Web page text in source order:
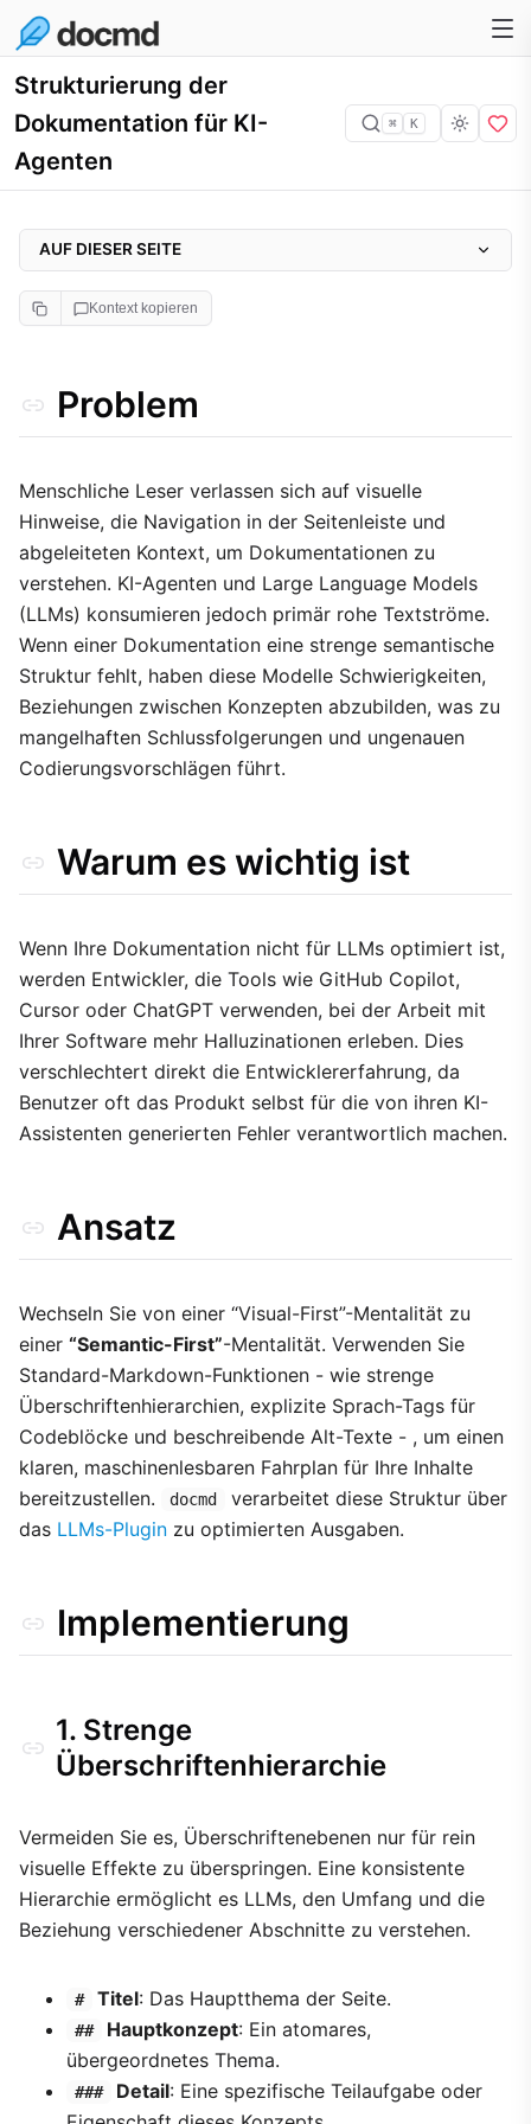
Strukturierung der
Dokumentation für KI-
Agenten
⌘ K
Kontext kopieren
Problem
Menschliche Leser verlassen sich auf visuelle
Hinweise, die Navigation in der Seitenleiste und
abgeleiteten Kontext, um Dokumentationen zu
verstehen. KI-Agenten und Large Language Models
(LLMs) konsumieren jedoch primär rohe Textströme.
Wenn einer Dokumentation eine strenge semantische
Struktur fehlt, haben diese Modelle Schwierigkeiten,
Beziehungen zwischen Konzepten abzubilden, was zu
mangelhaften Schlussfolgerungen und ungenauen
Codierungsvorschlägen führt.
Warum es wichtig ist
Wenn Ihre Dokumentation nicht für LLMs optimiert ist,
werden Entwickler, die Tools wie GitHub Copilot,
Cursor oder ChatGPT verwenden, bei der Arbeit mit
Ihrer Software mehr Halluzinationen erleben. Dies
verschlechtert direkt die Entwicklererfahrung, da
Benutzer oft das Produkt selbst für die von ihren KI-
Assistenten generierten Fehler verantwortlich machen.
Ansatz
Wechseln Sie von einer “Visual-First”-Mentalität zu
einer “Semantic-First”-Mentalität. Verwenden Sie
Standard-Markdown-Funktionen - wie strenge
Überschriftenhierarchien, explizite Sprach-Tags für
Codeblöcke und beschreibende Alt-Texte - , um einen
klaren, maschinenlesbaren Fahrplan für Ihre Inhalte
bereitzustellen.
docmd
verarbeitet diese Struktur über
das LLMs-Plugin zu optimierten Ausgaben.
Implementierung
1. Strenge
Überschriftenhierarchie
Vermeiden Sie es, Überschriftenebenen nur für rein
visuelle Effekte zu überspringen. Eine konsistente
Hierarchie ermöglicht es LLMs, den Umfang und die
Beziehung verschiedener Abschnitte zu verstehen.
# Titel: Das Hauptthema der Seite.
## Hauptkonzept: Ein atomares,
übergeordnetes Thema.
### Detail: Eine spezifische Teilaufgabe oder
AUF DIESER SEITE
Problem
Warum es wichtig ist
Implementierung
2. Beschreibende Metadaten für Medien
3. Explizite Kennzeichnung von Codeblöcken
4. Semantische Container
Abwägungen